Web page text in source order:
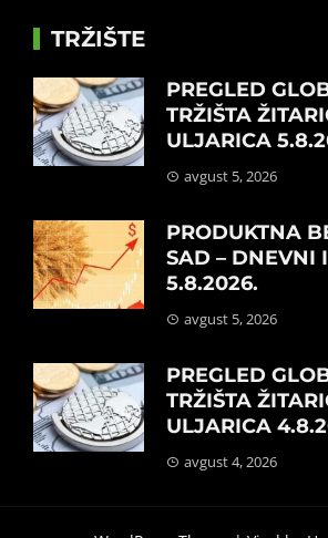
TRŽIŠTE
PREGLED
TRŽIŠTA
ULJARICA
avgust 5, 2026
PRODUKTNA
SAD – DNEVNI
5.8.2026.
avgust 5, 2026
PREGLED
TRŽIŠTA
ULJARICA
avgust 4, 2026